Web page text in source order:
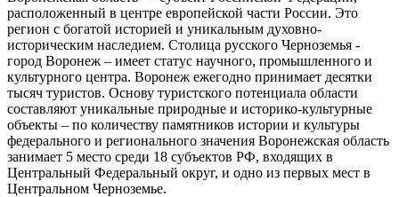
расположенный в центре европейской части России. Это
регион с богатой историей и уникальным духовно-
историческим наследием. Столица русского Черноземья -
город Воронеж – имеет статус научного, промышленного и
культурного центра. Воронеж ежегодно принимает десятки
тысяч туристов. Основу туристского потенциала области
составляют уникальные природные и историко-культурные
объекты – по количеству памятников истории и культуры
федерального и регионального значения Воронежская область
занимает 5 место среди 18 субъектов РФ, входящих в
Центральный Федеральный округ, и одно из первых мест в
Центральном Черноземье.